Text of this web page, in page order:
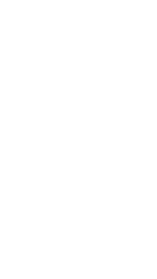
alması için çalışacağız”
2026
yapılacak